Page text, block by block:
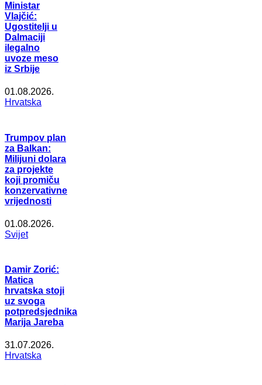
Ministar
Vlajčić:
Ugostitelji u
Dalmaciji
ilegalno
uvoze meso
iz Srbije
01.08.2026.
Hrvatska
Trumpov plan
za Balkan:
Milijuni dolara
za projekte
koji promiču
konzervativne
vrijednosti
01.08.2026.
Svijet
Damir Zorić:
Matica
hrvatska stoji
uz svoga
potpredsjednika
Marija Jareba
31.07.2026.
Hrvatska